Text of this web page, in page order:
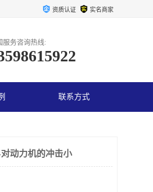
资质认证 实名商家
服务咨询热线:
联系方式
动力机的冲击小